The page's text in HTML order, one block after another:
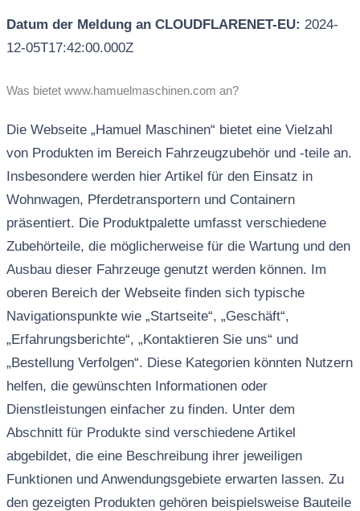
Datum der Meldung an CLOUDFLARENET-EU: 2024-
12-05T17:42:00.000Z
Was bietet www.hamuelmaschinen.com an?
Die Webseite „Hamuel Maschinen“ bietet eine Vielzahl
von Produkten im Bereich Fahrzeugzubehör und -teile an.
Insbesondere werden hier Artikel für den Einsatz in
Wohnwagen, Pferdetransportern und Containern
präsentiert. Die Produktpalette umfasst verschiedene
Zubehörteile, die möglicherweise für die Wartung und den
Ausbau dieser Fahrzeuge genutzt werden können. Im
oberen Bereich der Webseite finden sich typische
Navigationspunkte wie „Startseite“, „Geschäft“,
„Erfahrungsberichte“, „Kontaktieren Sie uns“ und
„Bestellung Verfolgen“. Diese Kategorien könnten Nutzern
helfen, die gewünschten Informationen oder
Dienstleistungen einfacher zu finden. Unter dem
Abschnitt für Produkte sind verschiedene Artikel
abgebildet, die eine Beschreibung ihrer jeweiligen
Funktionen und Anwendungsgebiete erwarten lassen. Zu
den gezeigten Produkten gehören beispielsweise Bauteile